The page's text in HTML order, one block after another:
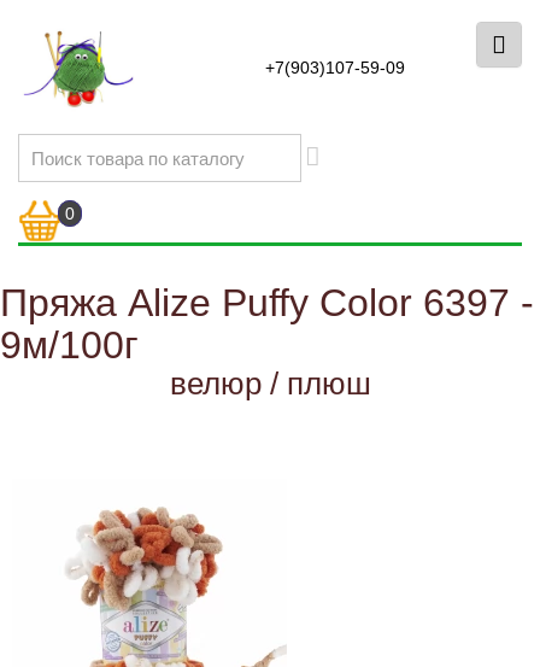
+7(903)107-59-09
0
Пряжа Alize Puffy Color 6397 -
9м/100г
велюр / плюш